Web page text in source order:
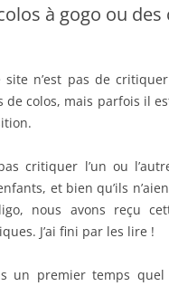
à gogo ou
site n’est pas de
de colos, mais parfois il
critiquer l’un ou
et bien qu’ils
nous avons reçu
J’ai fini par les lire !
un premier temps